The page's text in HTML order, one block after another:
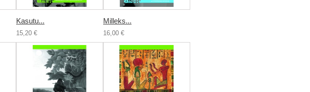
Kasutu...
15,20 €
Milleks...
16,00 €